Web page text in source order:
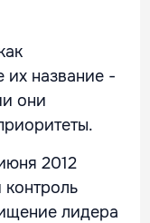
их название -
они
2012
контроль
лидера